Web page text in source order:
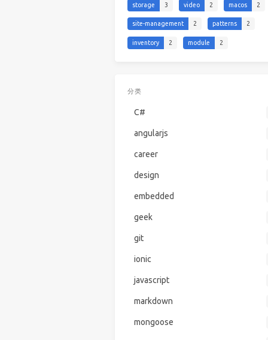
storage 3 video 2 macos 2
site-management 2 patterns 2
inventory 2 module 2
分类
C#
angularjs
career
design
embedded
geek
git
ionic
javascript
markdown
mongoose